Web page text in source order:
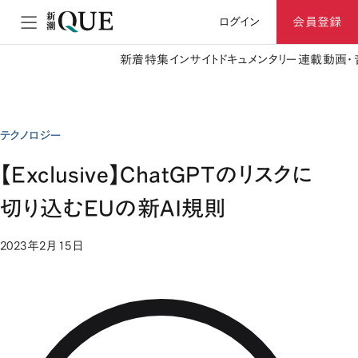
ログイン 会員登録
新着特集 インサイト ドキュメンタリー 連載動画
テクノロジー
【Exclusive】ChatGPTのリスクに
切り込むEUの新AI規則
2023年2月15日